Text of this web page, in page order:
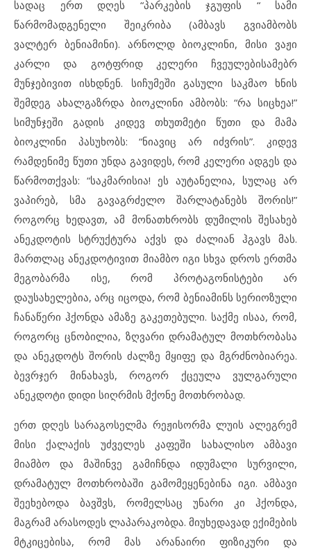
სადაც ერთ დღეს “პარკების ჯგუფის “ სამი
წარმომადგენელი შეიკრიბა (ამბავს გვიამბობს
ვალტერ ბენიამინი). არნოლდ ბიოკლინი, მისი ვაჟი
კარლი და გოტფრიდ კელერი ჩვეულებისამებრ
მუნჯებივით ისხდნენ. სიჩუმეში გასული საკმაო ხნის
შემდეგ ახალგაზრდა ბიოკლინი ამბობს: “რა სიცხეა!”
სიმუნჯეში გადის კიდევ თხუთმეტი წუთი და მამა
ბიოკლინი პასუხობს: “ნიავიც არ იძვრის”. კიდევ
რამდენიმე წუთი უნდა გავიდეს, რომ კელერი ადგეს და
წარმოთქვას: “საკმარისია! ეს აუტანელია, სულაც არ
ვაპირებ, სმა გავაგრძელო შარლატანებს შორის!”
როგორც ხედავთ, ამ მონათხრობს დუმილის შესახებ
ანეკდოტის სტრუქტურა აქვს და ძალიან ჰგავს მას.
მართლაც ანეკდოტივით მიამბო იგი სხვა დროს ერთმა
მეგობარმა ისე, რომ პროტაგონისტები არ
დაუსახელებია, არც იცოდა, რომ ბენიამინს სერიოზული
ჩანაწერი ჰქონდა ამაზე გაკეთებული. საქმე ისაა, რომ,
როგორც ცნობილია, ზღვარი დრამატულ მოთხრობასა
და ანეკდოტს შორის ძალზე მყიფე და მგრძნობიარეა.
ბევრჯერ მინახავს, როგორ ქცეულა ვულგარული
ანეკდოტი დიდი სიღრმის მქონე მოთხრობად.
ერთ დღეს სარაგოსელმა რეჟისორმა ლუის ალეგრემ
მისი ქალაქის უძველეს კაფეში სახალისო ამბავი
მიამბოდა მაშინვე გამიჩნდა იდუმალი სურვილი,
დრამატულ მოთხრობაში გამომეყენებინა იგი. ამბავი
შეეხებოდა ბავშვს, რომელსაც უნარი კი ჰქონდა,
მაგრამ არასოდეს ლაპარაკობდა. მიუხედავად ექიმების
მტკიცებისა, რომ მას არანაირი ფიზიკური და